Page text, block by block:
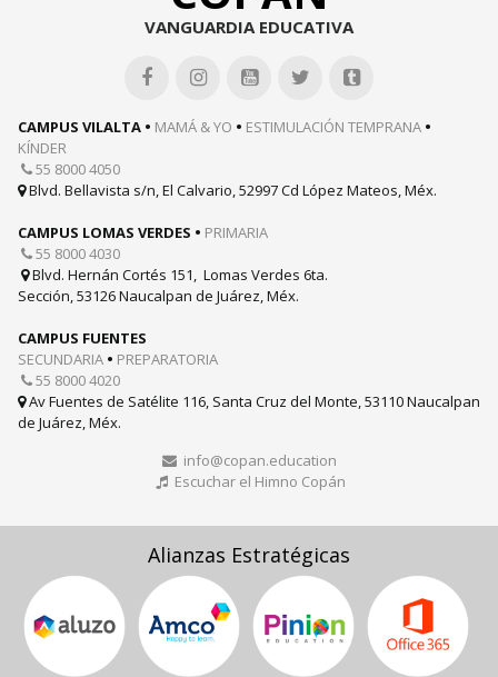
VANGUARDIA EDUCATIVA
    
CAMPUS VILALTA • MAMÁ & YO • ESTIMULACIÓN TEMPRANA •
KÍNDER
 55 8000 4050
Blvd. Bellavista s/n, El Calvario, 52997 Cd López Mateos, Méx.
CAMPUS LOMAS VERDES • PRIMARIA
 55 8000 4030
Blvd. Hernán Cortés 151, Lomas Verdes 6ta.
Sección, 53126 Naucalpan de Juárez, Méx.
CAMPUS FUENTES
SECUNDARIA • PREPARATORIA
 55 8000 4020
Av Fuentes de Satélite 116, Santa Cruz del Monte, 53110 Naucalpan
de Juárez, Méx.
info@copan.education
 Escuchar el Himno Copán
Alianzas Estratégicas